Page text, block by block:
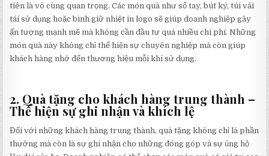
tiên là vô cùng quan trọng. Các món quà như sổ tay, bút ký, túi vải
tái sử dụng hoặc bình giữ nhiệt in logo sẽ giúp doanh nghiệp gây
ấn tượng mạnh mẽ mà không cần đầu tư quá nhiều chi phí. Những
món quà này không chỉ thể hiện sự chuyên nghiệp mà còn giúp
khách hàng nhớ đến thương hiệu mỗi khi sử dụng.
2. Quà tặng cho khách hàng trung thành –
Thể hiện sự ghi nhận và khích lệ
Đối với những khách hàng trung thành, quà tặng không chỉ là phần
thưởng mà còn là sự ghi nhận cho những đóng góp và sự ủng hộ